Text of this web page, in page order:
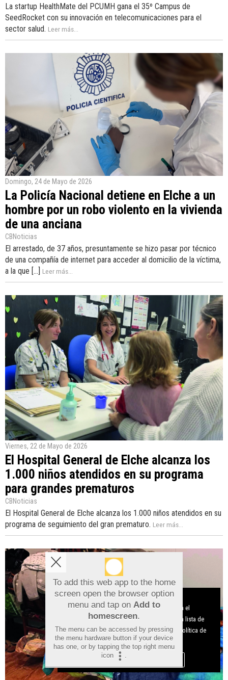
La startup HealthMate del PCUMH gana el 35º Campus de
SeedRocket con su innovación en telecomunicaciones para el
sector salud. Leer más...
Domingo, 24 de Mayo de 2026
La Policía Nacional detiene en Elche a un
hombre por un robo violento en la vivienda
de una anciana
CBNoticias
El arrestado, de 37 años, presuntamente se hizo pasar por técnico
de una compañía de internet para acceder al domicilio de la víctima,
a la que [...]
Leer más...
Viernes, 22 de Mayo de 2026
El Hospital General de Elche alcanza los
1.000 niños atendidos en su programa
para grandes prematuros
CBNoticias
El Hospital General de Elche alcanza los 1.000 niños atendidos en su
programa de seguimiento del gran prematuro. Leer más...
Aviso sobre el Uso de cookies:
Utilizamos cookies nuestras y de terceros para el
funcionamiento del digital. Puedes consultar la lista de
cookies y como desconectarlas. Ver nuestra Política de
Privacidad y Cookies
Aceptar Cookies
To add this web app to the home
screen open the browser option
menu and tap on Add to
homescreen.
The menu can be accessed by pressing
the menu hardware button if your device
has one, or by tapping the top right menu
icon
.